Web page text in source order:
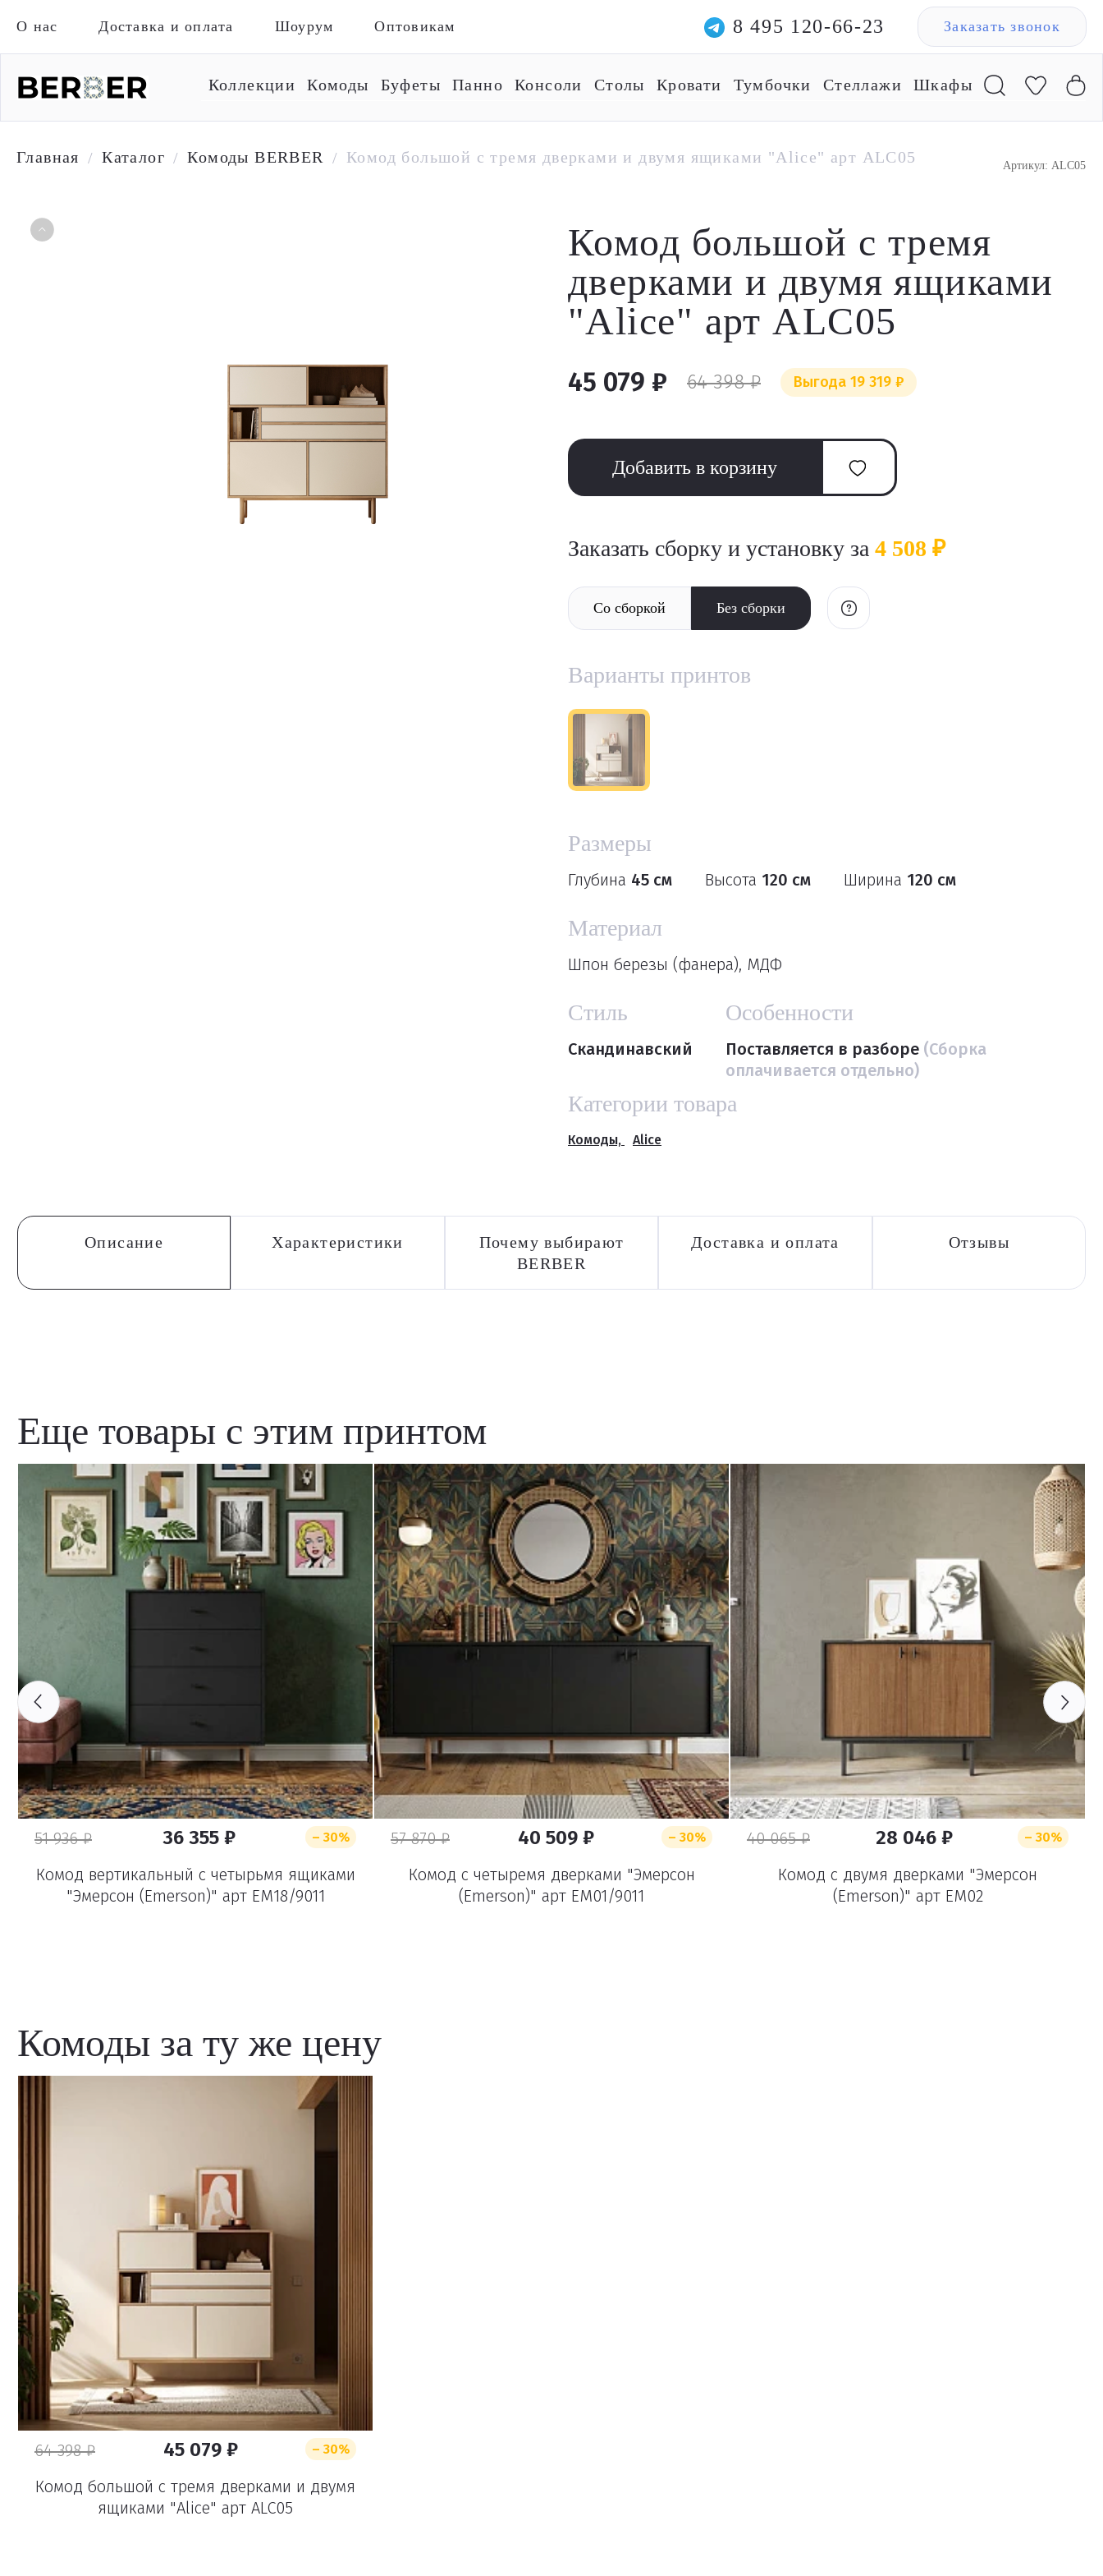
О нас Доставка и оплата Шоурум Оптовикам 8 495 120-66-23 Заказать звонок
Коллекции Комоды Буфеты Панно Консоли Столы Кровати Тумбочки Стеллажи Шкафы
Главная / Каталог / Комоды BERBER / Комод большой с тремя дверками и двумя ящиками "Alice" арт ALC05
Комод большой с тремя
дверками и двумя ящиками
"Alice" арт ALC05
Артикул: ALC05
45 079 ₽ 64 398 ₽ Выгода 19 319 ₽
Добавить в корзину
Заказать сборку и установку за 4 508 ₽
Со сборкой Без сборки
Варианты принтов
Размеры
Глубина 45 см Высота 120 см Ширина 120 см
Материал
Шпон березы (фанера), МДФ
Стиль
Скандинавский
Особенности
Поставляется в разборе (Сборка
оплачивается отдельно)
Категории товара
Комоды, Alice
Описание Характеристики
Почему выбирают
BERBER
Доставка и оплата Отзывы
Еще товары с этим принтом
51 936 ₽ 36 355 ₽ – 30%
Комод вертикальный с четырьмя ящиками
"Эмерсон (Emerson)" арт EM18/9011
57 870 ₽ 40 509 ₽ – 30%
Комод с четыремя дверками "Эмерсон
(Emerson)" арт EM01/9011
40 065 ₽ 28 046 ₽ – 30%
Комод с двумя дверками "Эмерсон
(Emerson)" арт EM02
Комоды за ту же цену
64 398 ₽ 45 079 ₽ – 30%
Комод большой с тремя дверками и двумя
ящиками "Alice" арт ALC05
Удаление товаров
Вы точно хотите удалить товар из корзины?
Удалить